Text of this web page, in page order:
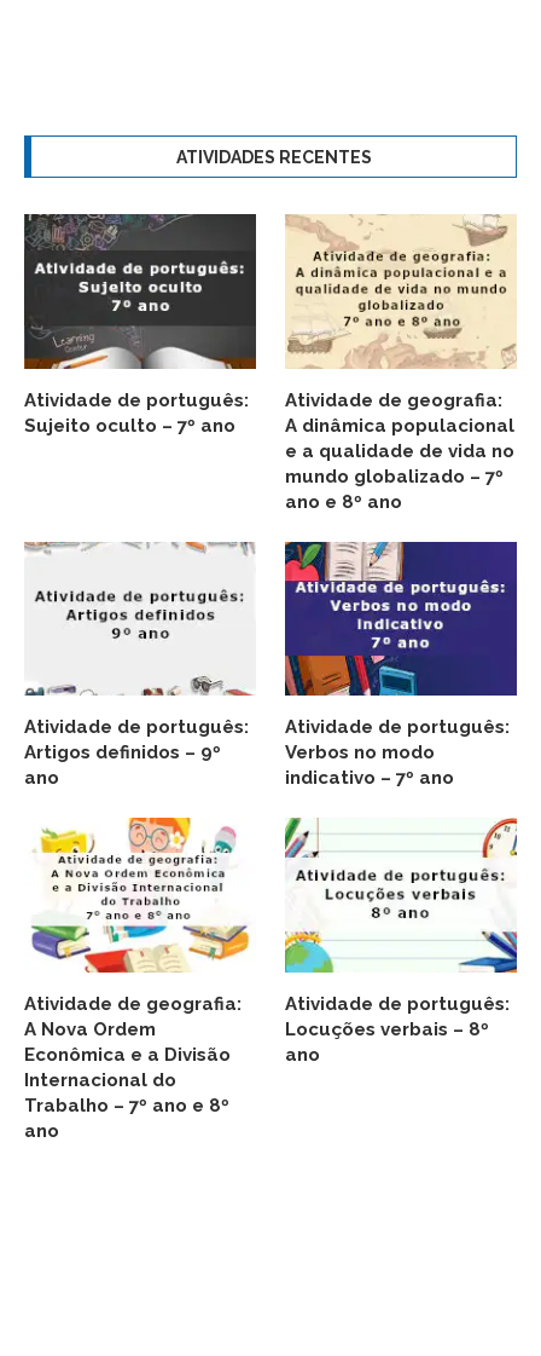
ATIVIDADES RECENTES
Atividade de português:
Sujeito oculto – 7º ano
Atividade de geografia:
A dinâmica populacional
e a qualidade de vida no
mundo globalizado – 7º
ano e 8º ano
Atividade de português:
Artigos definidos – 9º
ano
Atividade de português:
Verbos no modo
indicativo – 7º ano
Atividade de geografia:
A Nova Ordem
Econômica e a Divisão
Internacional do
Trabalho – 7º ano e 8º
ano
Atividade de português:
Locuções verbais – 8º
ano